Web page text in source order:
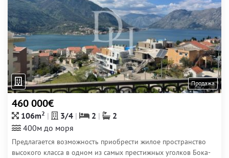
Продажа
460 000€
106m2 3/4 2
2
400м до моря
Предлагается возможность приобрести жилое пространство
высокого класса в одном из самых престижных уголков Бока-